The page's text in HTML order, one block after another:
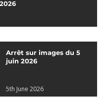
Arrêt sur images du 5
juin 2026
5th June 2026